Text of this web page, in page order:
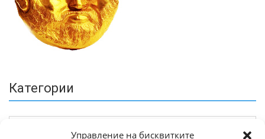
Управление на бисквитките
Категории